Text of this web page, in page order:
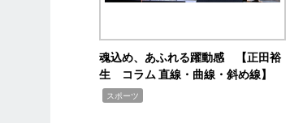
魂込め、あふれる躍動感 【正田裕
生 コラム 直線・曲線・斜め線】
スポーツ